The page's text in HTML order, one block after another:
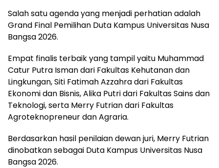
Salah satu agenda yang menjadi perhatian adalah
Grand Final Pemilihan Duta Kampus Universitas Nusa
Bangsa 2026.
Empat finalis terbaik yang tampil yaitu Muhammad
Catur Putra Isman dari Fakultas Kehutanan dan
Lingkungan, Siti Fatimah Azzahra dari Fakultas
Ekonomi dan Bisnis, Alika Putri dari Fakultas Sains dan
Teknologi, serta Merry Futrian dari Fakultas
Agroteknopreneur dan Agraria.
Berdasarkan hasil penilaian dewan juri, Merry Futrian
dinobatkan sebagai Duta Kampus Universitas Nusa
Bangsa 2026.